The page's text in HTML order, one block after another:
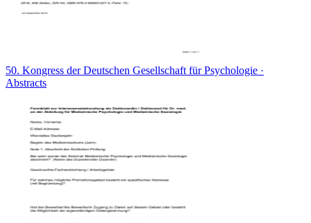
50. Kongress der Deutschen Gesellschaft für Psychologie ·
Abstracts